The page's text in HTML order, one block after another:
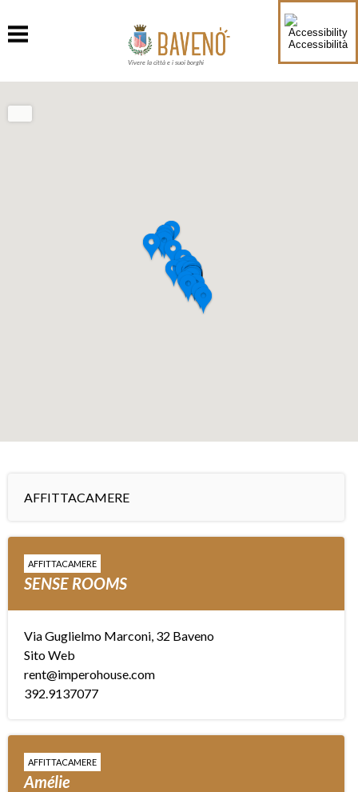
Accessibilità
Vivere la città e i suoi borghi
AFFITTACAMERE
AFFITTACAMERE
SENSE ROOMS
Via Guglielmo Marconi, 32 Baveno
Sito Web
rent@imperohouse.com
392.9137077
AFFITTACAMERE
Amélie